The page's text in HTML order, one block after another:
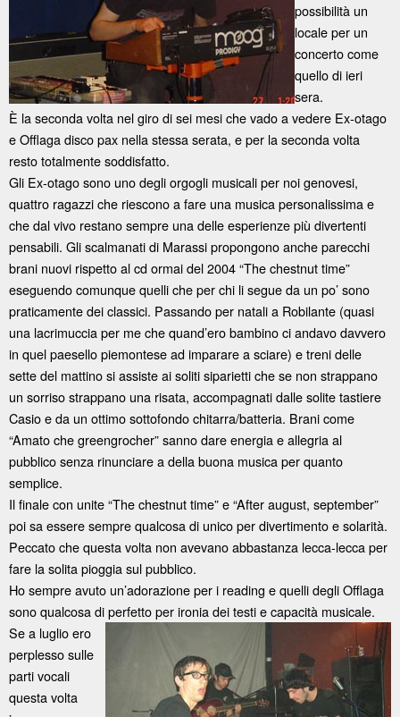
possibilità un
locale per un
concerto come
quello di ieri
sera.
È la seconda volta nel giro di sei mesi che vado a vedere Ex-otago
e Offlaga disco pax nella stessa serata, e per la seconda volta
resto totalmente soddisfatto.
Gli Ex-otago sono uno degli orgogli musicali per noi genovesi,
quattro ragazzi che riescono a fare una musica personalissima e
che dal vivo restano sempre una delle esperienze più divertenti
pensabili. Gli scalmanati di Marassi propongono anche parecchi
brani nuovi rispetto al cd ormai del 2004 “The chestnut time”
eseguendo comunque quelli che per chi li segue da un po’ sono
praticamente dei classici. Passando per natali a Robilante (quasi
una lacrimuccia per me che quand’ero bambino ci andavo davvero
in quel paesello piemontese ad imparare a sciare) e treni delle
sette del mattino si assiste ai soliti siparietti che se non strappano
un sorriso strappano una risata, accompagnati dalle solite tastiere
Casio e da un ottimo sottofondo chitarra/batteria. Brani come
“Amato che greengrocher” sanno dare energia e allegria al
pubblico senza rinunciare a della buona musica per quanto
semplice.
Il finale con unite “The chestnut time” e “After august, september”
poi sa essere sempre qualcosa di unico per divertimento e solarità.
Peccato che questa volta non avevano abbastanza lecca-lecca per
fare la solita pioggia sul pubblico.
Ho sempre avuto un’adorazione per i reading e quelli degli Offlaga
sono qualcosa di perfetto per ironia dei testi e capacità musicale.
Se a luglioero
perplesso sulle
parti vocali
questa volta